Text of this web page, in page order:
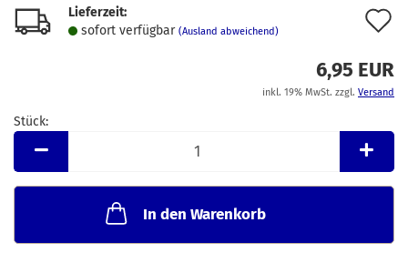
Lieferzeit:
sofort verfügbar (Ausland abweichend)
6,95 EUR
inkl. 19% MwSt. zzgl. Versand
Stück:
Stück
In den Warenkorb